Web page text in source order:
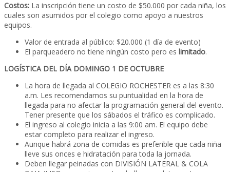
Costos: La inscripción tiene un costo de $50.000 por cada niña, los
cuales son asumidos por el colegio como apoyo a nuestros
equipos.
Valor de entrada al público: $20.000 (1 día de evento)
El parqueadero no tiene ningún costo pero es limitado.
LOGÍSTICA DEL DÍA DOMINGO 1 DE OCTUBRE
La hora de llegada al COLEGIO ROCHESTER es a las 8:30
a.m. Les recomendamos su puntualidad en la hora de
llegada para no afectar la programación general del evento.
Tener presente que los sábados el tráfico es complicado.
El ingreso al colegio inicia a las 9:00 am. El equipo debe
estar completo para realizar el ingreso.
Aunque habrá zona de comidas es preferible que cada niña
lleve sus onces e hidratación para toda la jornada.
Deben llegar peinadas con DIVISIÓN LATERAL & COLA